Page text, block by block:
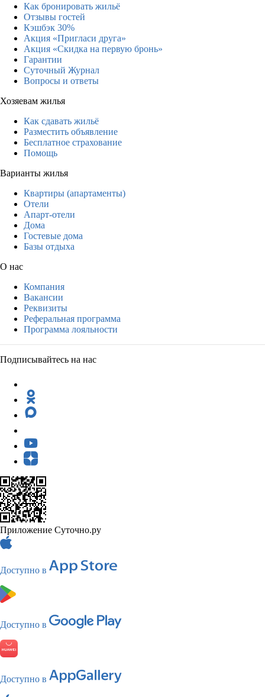
Как бронировать жильё
Отзывы гостей
Кэшбэк 30%
Акция «Пригласи друга»
Акция «Скидка на первую бронь»
Гарантии
Суточный Журнал
Вопросы и ответы
Хозяевам жилья
Как сдавать жильё
Разместить объявление
Бесплатное страхование
Помощь
Варианты жилья
Квартиры (апартаменты)
Отели
Апарт-отели
Дома
Гостевые дома
Базы отдыха
О нас
Компания
Вакансии
Реквизиты
Реферальная программа
Программа лояльности
Подписывайтесь на нас
Приложение Суточно.ру
Доступно в
Доступно в
Доступно в